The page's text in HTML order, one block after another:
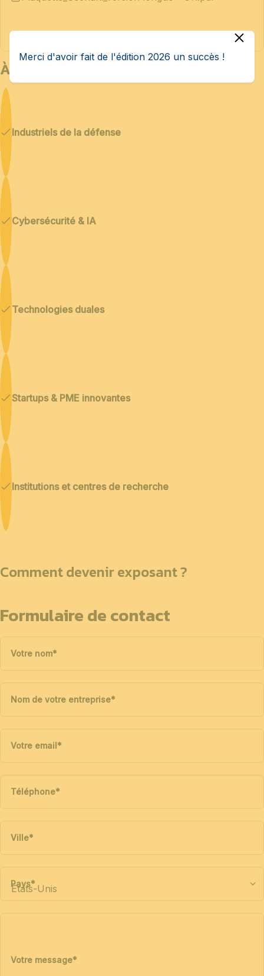
À qui s’adresse Bedex ?
Industriels de la défense
Cybersécurité & IA
Technologies duales
Startups & PME innovantes
Institutions et centres de recherche
Comment devenir exposant ?
Formulaire de contact
Votre nom*
Nom de votre entreprise*
Votre email*
Téléphone*
Ville*
Pays*
Votre message*
Merci d'avoir fait de l'édition 2026 un succès !